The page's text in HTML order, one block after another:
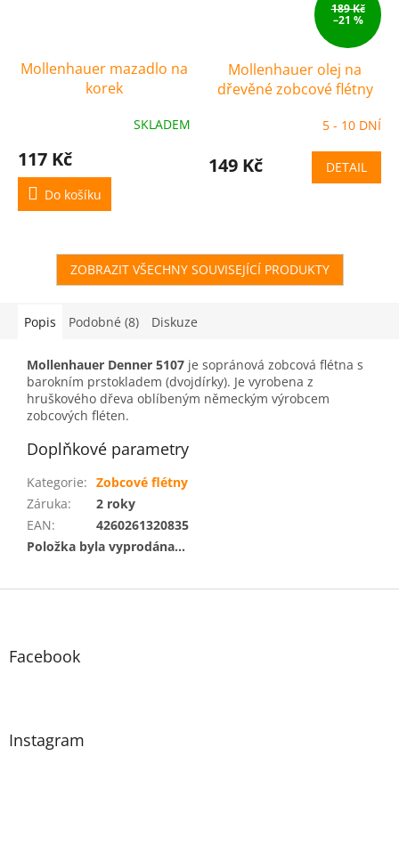
Mollenhauer mazadlo na
korek
SKLADEM
117 Kč
Do košíku
189 Kč
–21 %
Mollenhauer olej na
dřevěné zobcové flétny
5 - 10 DNÍ
149 Kč DETAIL
ZOBRAZIT VŠECHNY SOUVISEJÍCÍ PRODUKTY
Popis Podobné (8) Diskuze
Mollenhauer Denner 5107 je sopránová zobcová flétna s
barokním prstokladem (dvojdírky). Je vyrobena z
hruškového dřeva oblíbeným německým výrobcem
zobcových fléten.
Doplňkové parametry
Kategorie: Zobcové flétny
Záruka:
2 roky
EAN:
4260261320835
Položka byla vyprodána…
Z
Facebook
Instagram